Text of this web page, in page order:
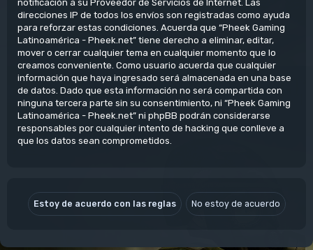
notificación a su Proveedor de Servicios de Internet. Las
direcciones IP de todos los envíos son registradas como ayuda
para reforzar estas condiciones. Acuerda que “Pheek Gaming
Latinoamérica - Pheek.net” tiene derecho a eliminar, editar,
mover o cerrar cualquier tema en cualquier momento que lo
creamos conveniente. Como usuario acuerda que cualquier
información que haya ingresado será almacenada en una base
de datos. Dado que esta información no será compartida con
ninguna tercera parte sin su consentimiento, ni “Pheek Gaming
Latinoamérica - Pheek.net” ni phpBB podrán considerarse
responsables por cualquier intento de hacking que conlleve a
que los datos sean comprometidos.